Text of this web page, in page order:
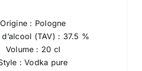
Origine : Pologne
(TAV) : 37.5 %
Volume : 20 cl
: Vodka pure